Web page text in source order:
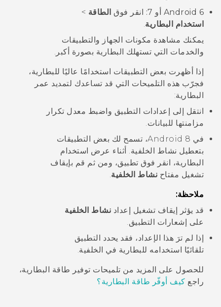
Android 6 أو 7: انقر فوق الطاقة >
استخدام البطارية.
يمكنك مشاهدة مكونات الجهاز والتطبيقات
والخدمات التي تستهلك البطارية بصورة أكبر.
إذا أظهرت بعض التطبيقات استخدامًا عاليًا للبطارية،
فجرّب هذه التلميحات التي قد تساعدك لتمديد عمر
البطارية:
انتقل إلى إعدادات التطبيق واضبط معدل تكرار
مزامنتها للبيانات.
في
Android8، تسمح لك بعض التطبيقات
بتعطيل نشاط الخلفية. أثناء عرض استخدام
البطارية، انقر فوق تطبيق، ومن ثم قم بإيقاف
تشغيل مفتاح نشاط الخلفية.
ملاحظة:
قد يؤثر إيقاف تشغيل إعداد نشاط الخلفية
على إشعارات التطبيق.
إذا لم ترَ هذا الإعداد، فقد يحدد التطبيق
تلقائيًا استخدامه للبطارية في الخلفية.
للحصول على المزيد من تلميحات توفير طاقة البطارية،
راجع كيف أوفّر طاقة البطارية؟